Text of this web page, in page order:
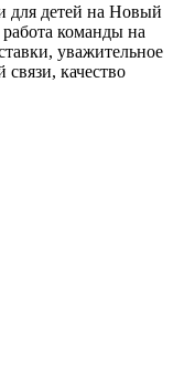
для детей на Новый
команды на
уважительное
качество